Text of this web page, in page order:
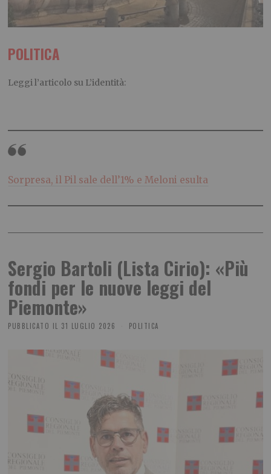
POLITICA
Leggi l’articolo su L’identità:
Sorpresa, il Pil sale dell’1% e Meloni esulta
Sergio Bartoli (Lista Cirio): «Più
fondi per le nuove leggi del
Piemonte»
PUBBLICATO IL 31 LUGLIO 2026 POLITICA